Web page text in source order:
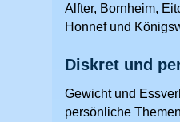
Alfter, Bornheim,
Honnef und
Diskret und
Gewicht und
persönliche